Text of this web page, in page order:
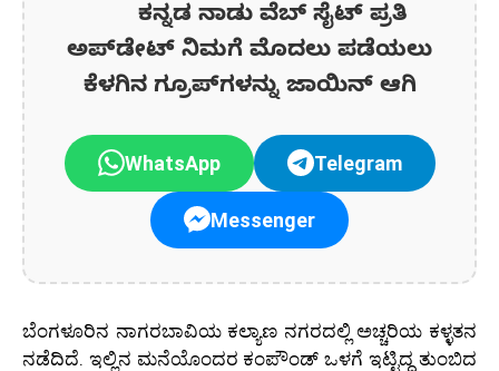
ಕನ್ನಡ ನಾಡು ವೆಬ್ ಸೈಟ್ ಪ್ರತಿ
ಅಪ್‌ಡೇಟ್‌ ನಿಮಗೆ ಮೊದಲು ಪಡೆಯಲು
ಕೆಳಗಿನ ಗ್ರೂಪ್‌ಗಳನ್ನು ಜಾಯಿನ್ ಆಗಿ
WhatsApp Telegram
Messenger
ಬೆಂಗಳೂರಿನ ನಾಗರಬಾವಿಯ ಕಲ್ಯಾಣ ನಗರದಲ್ಲಿ ಅಚ್ಚರಿಯ ಕಳ್ಳತನ
ನಡೆದಿದೆ. ಇಲ್ಲಿನ ಮನೆಯೊಂದರ ಕಂಪೌಂಡ್ ಒಳಗೆ ಇಟ್ಟಿದ್ದ ತುಂಬಿದ